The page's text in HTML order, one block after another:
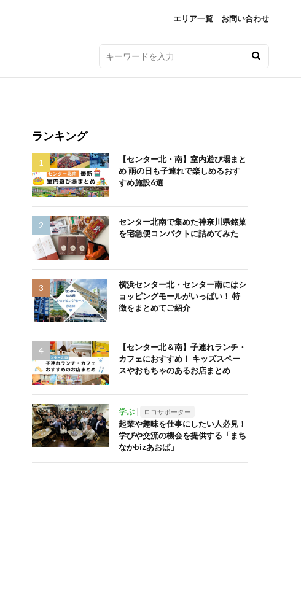
エリア一覧 お問い合わせ
ランキング
【センター北・南】室内遊び場まと
め 雨の日も子連れで楽しめるおす
すめ施設6選
センター北南で集めた神奈川県銘菓
を宅急便コンパクトに詰めてみた
横浜センター北・センター南にはシ
ョッピングモールがいっぱい！ 特
徴をまとめてご紹介
【センター北＆南】子連れランチ・
カフェにおすすめ！ キッズスペー
スやおもちゃのあるお店まとめ
学ぶ ロコサポーター
起業や趣味を仕事にしたい人必見！
学びや交流の機会を提供する「まち
なかbizあおば」